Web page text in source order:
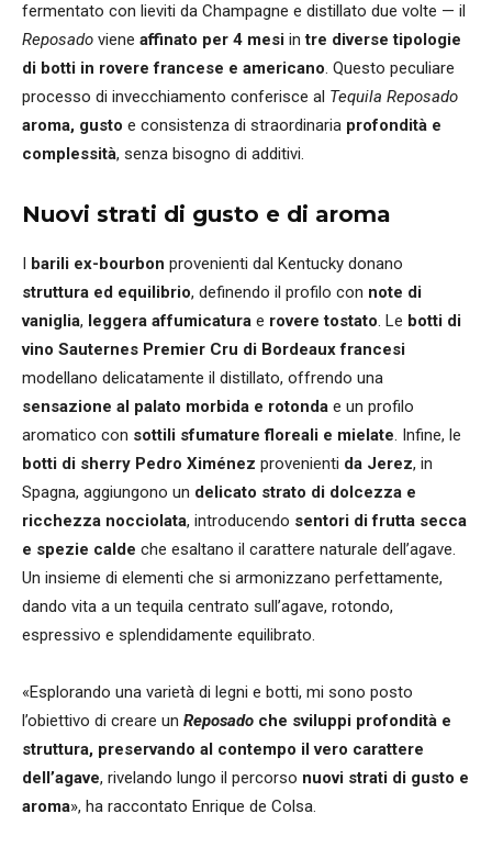
fermentato con lieviti da Champagne e distillato due volte — il
Reposado viene affinato per 4 mesi intre diverse tipologie
di botti in rovere francese e americano. Questo peculiare
processo di invecchiamento conferisce al Tequila Reposado
aroma, gusto e consistenza di straordinaria profondità e
complessità, senza bisogno di additivi.
Nuovi strati di gusto e di aroma
I barili ex-bourbon provenienti dal Kentucky donano
struttura ed equilibrio, definendo il profilo con note di
vaniglia, leggera affumicatura e rovere tostato. Le botti di
vino Sauternes Premier Cru di Bordeaux francesi
modellano delicatamente il distillato, offrendo una
sensazione al palato morbida e rotonda e un profilo
aromatico con sottili sfumature floreali e mielate. Infine, le
botti di sherry Pedro Ximénez provenienti da Jerez, in
Spagna, aggiungono un delicato strato di dolcezza e
ricchezza nocciolata, introducendo sentori di frutta secca
e spezie calde che esaltano il carattere naturale dell’agave.
Un insieme di elementi che si armonizzano perfettamente,
dando vita a un tequila centrato sull’agave, rotondo,
espressivo e splendidamente equilibrato.
«Esplorando una varietà di legni e botti, mi sono posto
l’obiettivo di creare un Reposado che sviluppi profondità e
struttura, preservando al contempo il vero carattere
dell’agave, rivelando lungo il percorso nuovi strati di gusto e
aroma», ha raccontato Enrique de Colsa.